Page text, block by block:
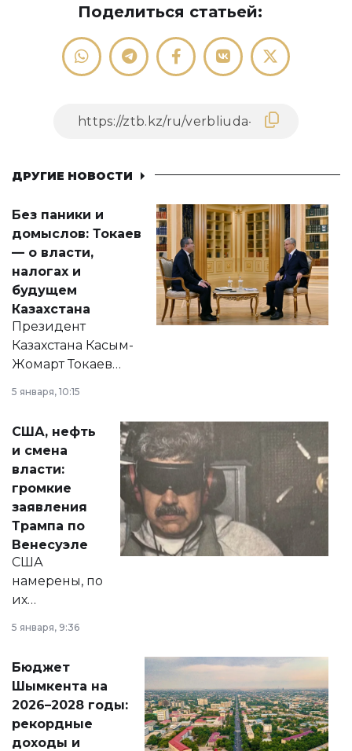
Поделиться статьей:
ДРУГИЕ НОВОСТИ
Без паники и
домыслов: Токаев
— о власти,
налогах и
будущем
Казахстана
Президент
Казахстана Касым-
Жомарт Токаев
сразу несколько
актуальных тем —
от слухов о
политических
реформах до
вопросов армии,
экономики и
личного здоровья.
5 января, 10:15
США, нефть
и смена
власти:
громкие
заявления
Трампа по
Венесуэле
США
намерены, по
их
принести
народу
Венесуэлы.
5 января, 9:36
Бюджет
Шымкента на
2026–2028 годы:
рекордные
доходы и